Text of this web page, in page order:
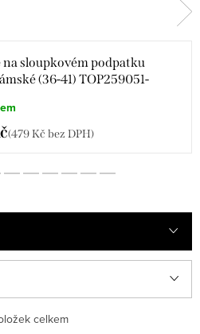
Válenky zimní obuv
na sloupkovém podpatku
(36-41) TOP259051-
(479 Kč bez DPH)
celkem